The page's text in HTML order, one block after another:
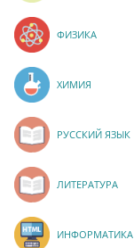
ФИЗИКА
ХИМИЯ
РУССКИЙ ЯЗЫК
ЛИТЕРАТУРА
ИНФОРМАТИКА